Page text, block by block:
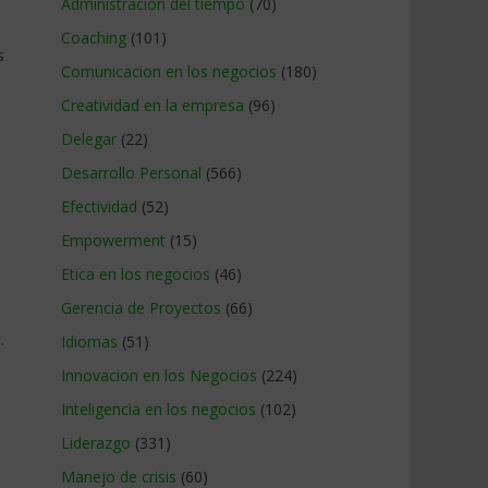
Coaching (101)
Comunicacion en los negocios (180)
Creatividad en la empresa (96)
Delegar (22)
Desarrollo Personal (566)
Efectividad (52)
Empowerment (15)
Etica en los negocios (46)
Gerencia de Proyectos (66)
Idiomas (51)
Innovacion en los Negocios (224)
Inteligencia en los negocios (102)
Liderazgo (331)
Manejo de crisis (60)